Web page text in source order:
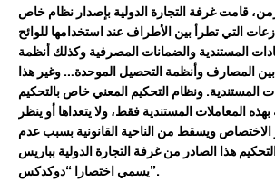
،قامتغرفةالتجارةالدوليةبإصدار نظامخاص
التيتطرأبينالأطرافعنداستخدامهاللوائح
المستنديةوالضماناتالمصرفيةوكذلكأنظمة
بينالمصارفوأنظمةالتحصيلالموحدة… وغير هذا
المستندية.ونظامالتحكيمالمعنيخاصبالتحكيم
بهذهالمعاملاتالمستنديةفقط،ولايتعداهاأوينظر
الاختصاصويسقط من الناحية القانونية بسببعدم
هذاالصادر من غرفة التجارة الدولية بباريس
يسمياختصارا
“دوكدكس”.